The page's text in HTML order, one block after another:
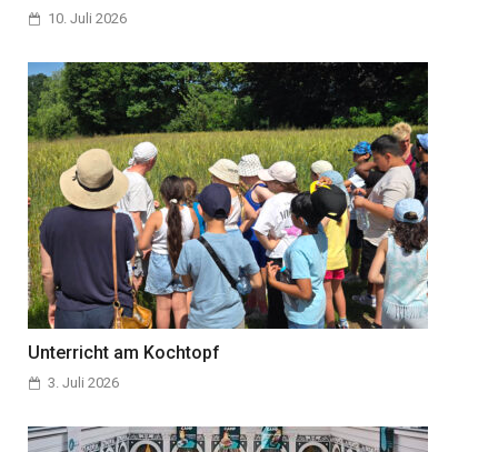
10. Juli 2026
Unterricht am Kochtopf
3. Juli 2026